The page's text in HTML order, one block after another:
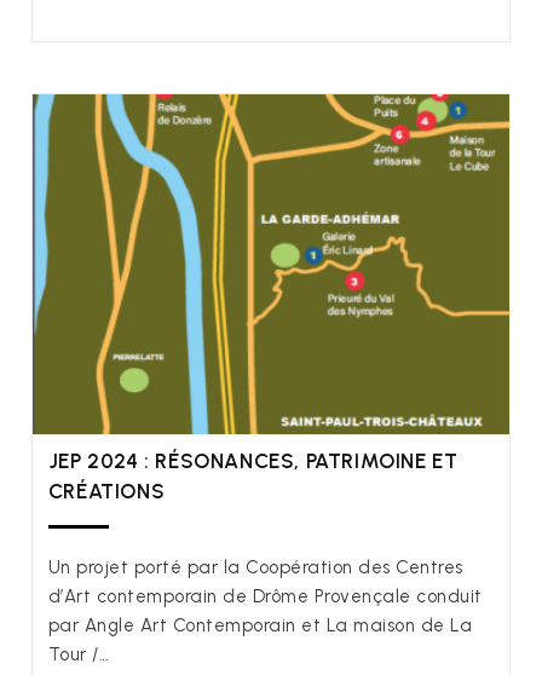
JEP 2024 : RÉSONANCES, PATRIMOINE ET
CRÉATIONS
Un projet porté par la Coopération des Centres
d’Art contemporain de Drôme Provençale conduit
par Angle Art Contemporain et La maison de La
Tour /…